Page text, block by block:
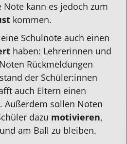
Note kann es jedoch zum
kommen.
Schulnote auch einen
haben: Lehrerinnen und
Rückmeldungen
der Schüler:innen
auch Eltern einen
Außerdem sollen Noten
dazu motivieren,
am Ball zu bleiben.